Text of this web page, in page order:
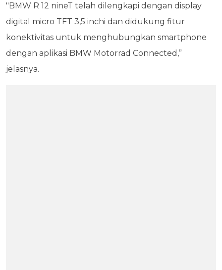
"BMW R 12 nineT telah dilengkapi dengan display
digital micro TFT 3,5 inchi dan didukung fitur
konektivitas untuk menghubungkan smartphone
dengan aplikasi BMW Motorrad Connected,”
jelasnya.